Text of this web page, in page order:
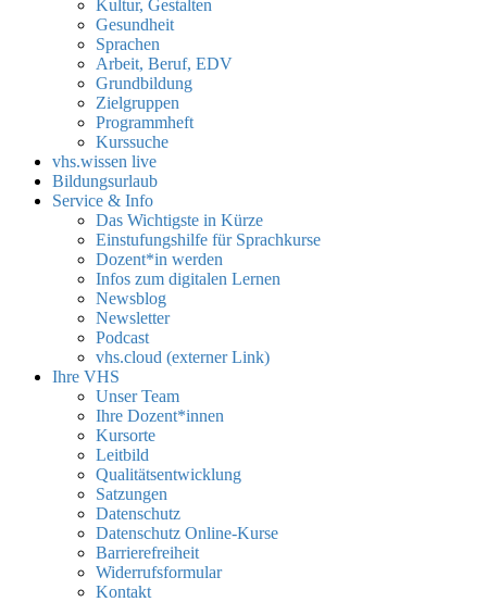
Kultur, Gestalten
Gesundheit
Sprachen
Arbeit, Beruf, EDV
Grundbildung
Zielgruppen
Programmheft
Kurssuche
vhs.wissen live
Bildungsurlaub
Service & Info
Das Wichtigste in Kürze
Einstufungshilfe für Sprachkurse
Dozent*in werden
Infos zum digitalen Lernen
Newsblog
Newsletter
Podcast
vhs.cloud (externer Link)
Ihre VHS
Unser Team
Ihre Dozent*innen
Kursorte
Leitbild
Qualitätsentwicklung
Satzungen
Datenschutz
Datenschutz Online-Kurse
Barrierefreiheit
Widerrufsformular
Kontakt